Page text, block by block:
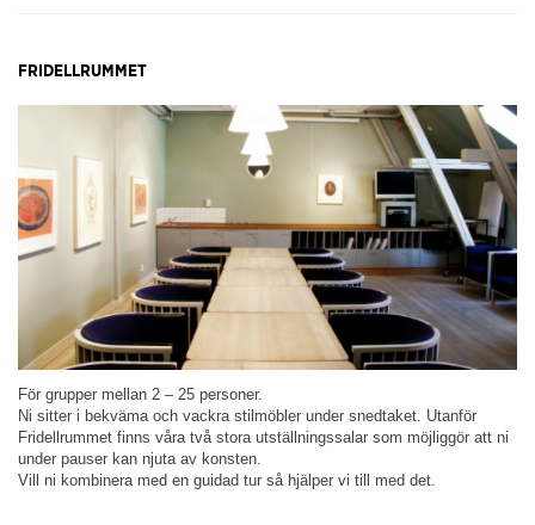
FRIDELLRUMMET
För grupper mellan 2 – 25 personer.
Ni sitter i bekväma och vackra stilmöbler under snedtaket. Utanför
Fridellrummet finns våra två stora utställningssalar som möjliggör att ni
under pauser kan njuta av konsten.
Vill ni kombinera med en guidad tur så hjälper vi till med det.